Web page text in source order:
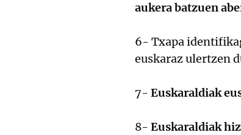
aukera batzuen
6- Txapa
euskaraz ulertzen
7- Euskaraldiak
8- Euskaraldiak